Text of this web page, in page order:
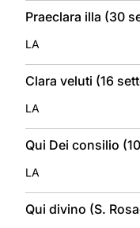
Praeclara illa (30
LA
Clara veluti (16
LA
Qui Dei consilio
LA
Qui divino (S.